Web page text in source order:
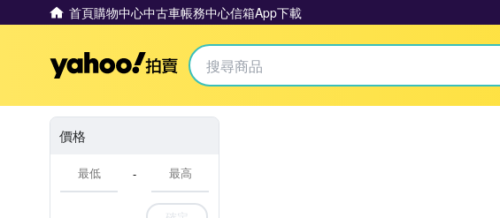
首頁購物中心中古車帳務中心信箱App下載
Yahoo拍賣
價格
-